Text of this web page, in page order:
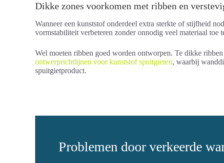
Dikke zones voorkomen met ribben en
Wanneer een kunststof onderdeel extra sterkte of stijfheid
vormstabiliteit verbeteren zonder onnodig veel materiaal toe
Wel moeten ribben goed worden ontworpen. Te dikke
ontwerprichtlijnen voor kunststof spuitgieten, waarbij
spuitgietproduct.
Problemen door verkeerde